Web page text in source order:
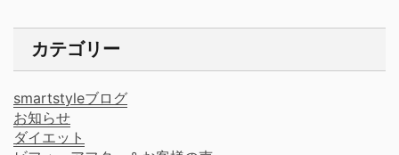
カテゴリー
smartstyleブログ
お知らせ
ダイエット